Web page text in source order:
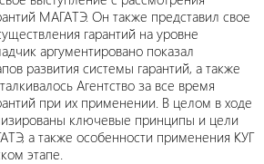
МАГАТЭ. Он также представил свое
гарантий на уровне
аргументировано показал
развития системы гарантий, а также
Агентство за все время
при их применении. В целом в ходе
ключевые принципы и цели
а также особенности применения КУГ
этапе.